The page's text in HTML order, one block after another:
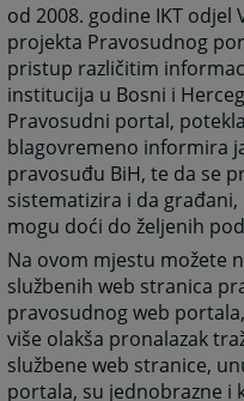
od 2008. godine IKT odjel
projekta Pravosudnog
pristup različitim
institucija u Bosni i
Pravosudni portal,
blagovremeno informira
pravosuđu BiH, te da se
sistematizira i da
mogu doći do željenih
Na ovom mjestu možete
službenih web stranica
pravosudnog web
više olakša pronalazak
službene web stranice,
portala, su jednobrazne i